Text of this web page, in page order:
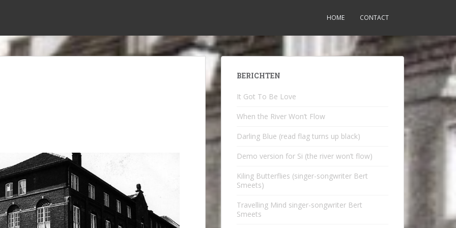
HOME CONTACT
BERICHTEN
It Got To Be Love
When the River Won’t Flow
Darling Blue (read flag turns up black)
Demo version for Si (the river won’t flow)
Kiling Butterflies (singer-songwriter Bert
Smeets)
Travelling Mind singer-songwriter Bert
Smeets